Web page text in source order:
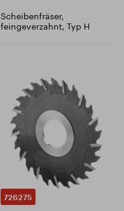
Scheibenfräser,
feingeverzahnt, Typ H
726275